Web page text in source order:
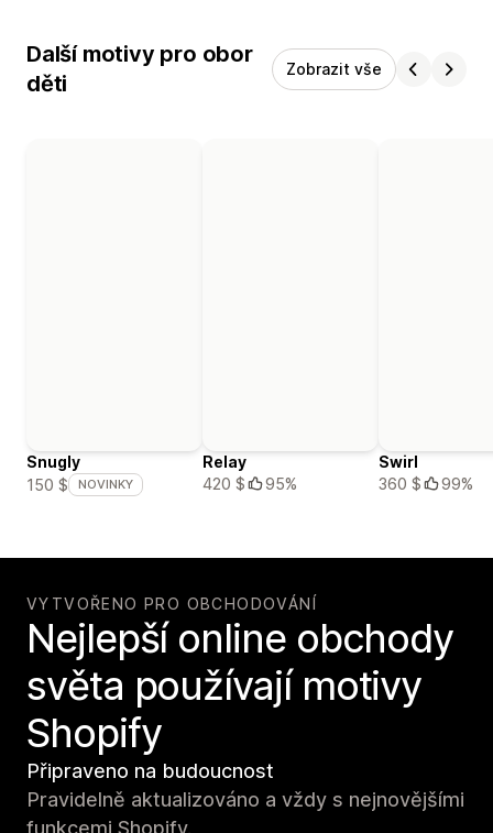
Další motivy pro obor
děti
Zobrazit vše
Snugly
150 $
NOVINKY
Relay
420 $
95%
Swirl
360 $
99%
VYTVOŘENO PRO OBCHODOVÁNÍ
Nejlepší online obchody
světa používají motivy
Shopify
Připraveno na budoucnost
Pravidelně aktualizováno a vždy s nejnovějšími
funkcemi Shopify.